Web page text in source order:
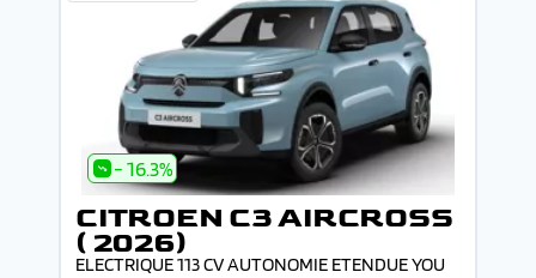
- 16.3%
CITROEN C3 AIRCROSS
( 2026)
ELECTRIQUE 113 CV AUTONOMIE ETENDUE YOU